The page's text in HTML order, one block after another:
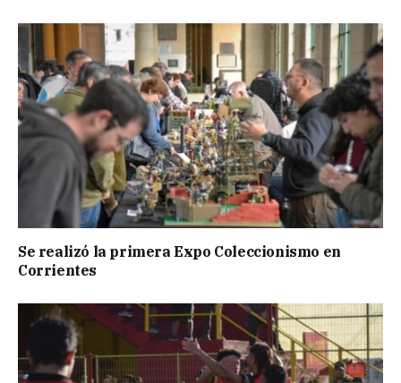
Se realizó la primera Expo Coleccionismo en
Corrientes